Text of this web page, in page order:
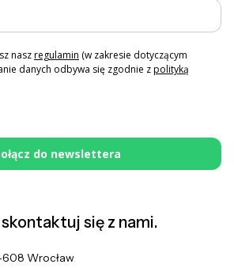
naszregulamin (w zakresie dotyczącym
danych odbywa się zgodnie zpolityką
do newslettera
się z nami.
Wrocław